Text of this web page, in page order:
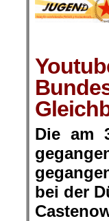
Die am
bei der